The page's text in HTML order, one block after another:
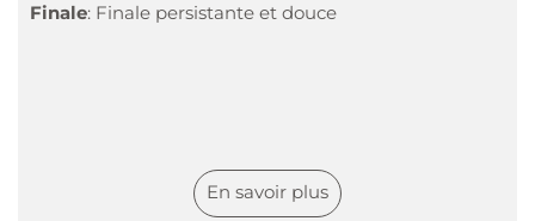
Finale: Finale persistante et douce
En savoir plus